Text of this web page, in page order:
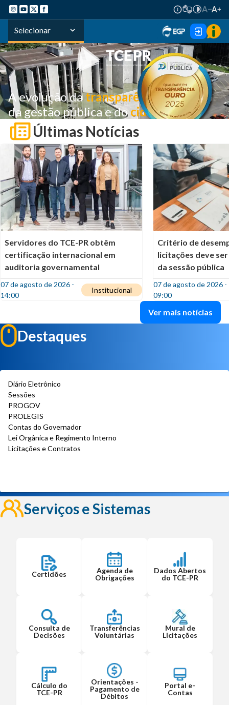
Selecionar
A evolução datransparência a serviço
da gestão pública e docidadão
Últimas Notícias
Servidores do TCE-PR obtêm
certificação internacional em
auditoria governamental
07 de agosto de 2026 -
14:00
Institucional
Critério de
licitações deve
da sessão pública
07 de agosto de 2026 -
09:00
Ver mais notícias
Destaques
Diário Eletrônico
Sessões
PROGOV
PROLEGIS
Contas do Governador
Lei Orgânica e Regimento Interno
Licitações e Contratos
Serviços e Sistemas
Certidões
Agenda de
Obrigações
Dados Abertos
do TCE-PR
Consulta de
Decisões
Transferências
Voluntárias
Mural de
Licitações
Cálculo do
TCE-PR
Orientações -
Pagamento de
Débitos
Portal e-
Contas